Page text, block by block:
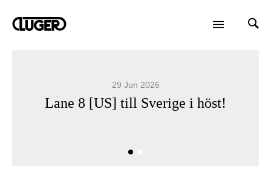
29 Jun 2026
Lane 8 [US] till Sverige i höst!